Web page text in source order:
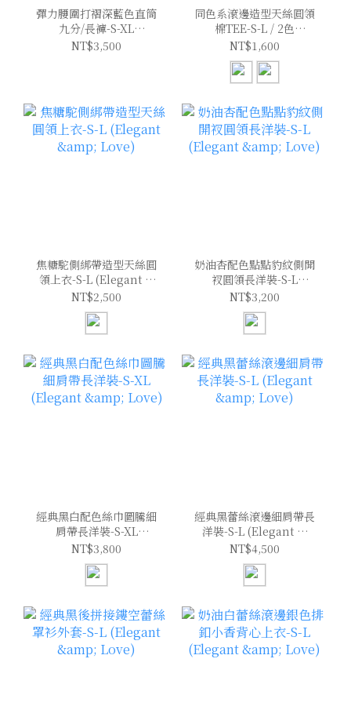
彈力腰圍打褶深藍色直筒
九分/長褲-S-XL
(Elegant & Love)
NT$3,500
同色系滾邊造型天絲圓領
棉TEE-S-L / 2色
(Elegant & Love)
NT$1,600
焦糖駝側綁帶造型天絲圓
領上衣-S-L (Elegant &
Love)
NT$2,500
奶油杏配色點點豹紋側開
衩圓領長洋裝-S-L
(Elegant & Love)
NT$3,200
經典黑白配色絲巾圖騰細
肩帶長洋裝-S-XL
(Elegant & Love)
NT$3,800
經典黑蕾絲滾邊細肩帶長
洋裝-S-L (Elegant &
Love)
NT$4,500